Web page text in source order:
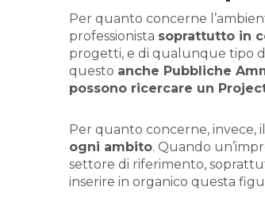
Per quanto concerne
professionista soprattutto in
progetti, e di qualunque tipo
questo anche Pubbliche
possono ricercare un
Per quanto concerne, invece,
ogni ambito. Quando
settore di riferimento,
inserire in organico questa